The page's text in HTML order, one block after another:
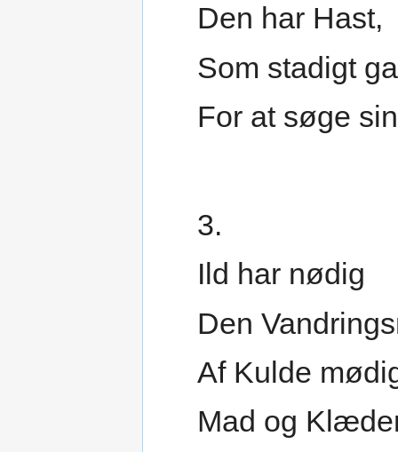
Den har Hast,
Som stadigt
For at søge
3.
Ild har nødig
Den
Af Kulde
Mad og